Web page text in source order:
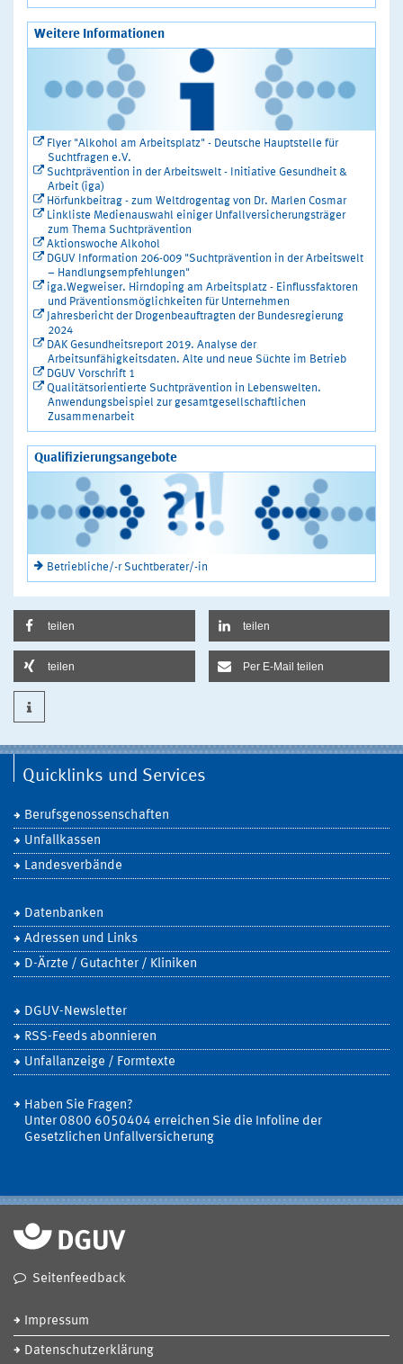
Weitere Informationen
Flyer "Alkohol am Arbeitsplatz" - Deutsche Hauptstelle für
Suchtfragen e.V.
Suchtprävention in der Arbeitswelt - Initiative Gesundheit &
Arbeit (iga)
Hörfunkbeitrag - zum Weltdrogentag von Dr. Marlen Cosmar
Linkliste Medienauswahl einiger Unfallversicherungsträger
zum Thema Suchtprävention
Aktionswoche Alkohol
DGUV Information 206-009 "Suchtprävention in der Arbeitswelt
– Handlungsempfehlungen"
iga.Wegweiser. Hirndoping am Arbeitsplatz - Einflussfaktoren
und Präventionsmöglichkeiten für Unternehmen
Jahresbericht der Drogenbeauftragten der Bundesregierung
2024
DAK Gesundheitsreport 2019. Analyse der
Arbeitsunfähigkeitsdaten. Alte und neue Süchte im Betrieb
DGUV Vorschrift 1
Qualitätsorientierte Suchtprävention in Lebenswelten.
Anwendungsbeispiel zur gesamtgesellschaftlichen
Zusammenarbeit
Qualifizierungsangebote
Betriebliche/-r Suchtberater/-in
teilen teilen
teilen Per E-Mail teilen
Quicklinks und Services
Berufsgenossenschaften
Unfallkassen
Landesverbände
Datenbanken
Adressen und Links
D-Ärzte / Gutachter / Kliniken
DGUV-Newsletter
RSS-Feeds abonnieren
Unfallanzeige / Formtexte
Haben Sie Fragen?
Unter 0800 6050404 erreichen Sie die Infoline der
Gesetzlichen Unfallversicherung
Seitenfeedback
Impressum
Datenschutzerklärung